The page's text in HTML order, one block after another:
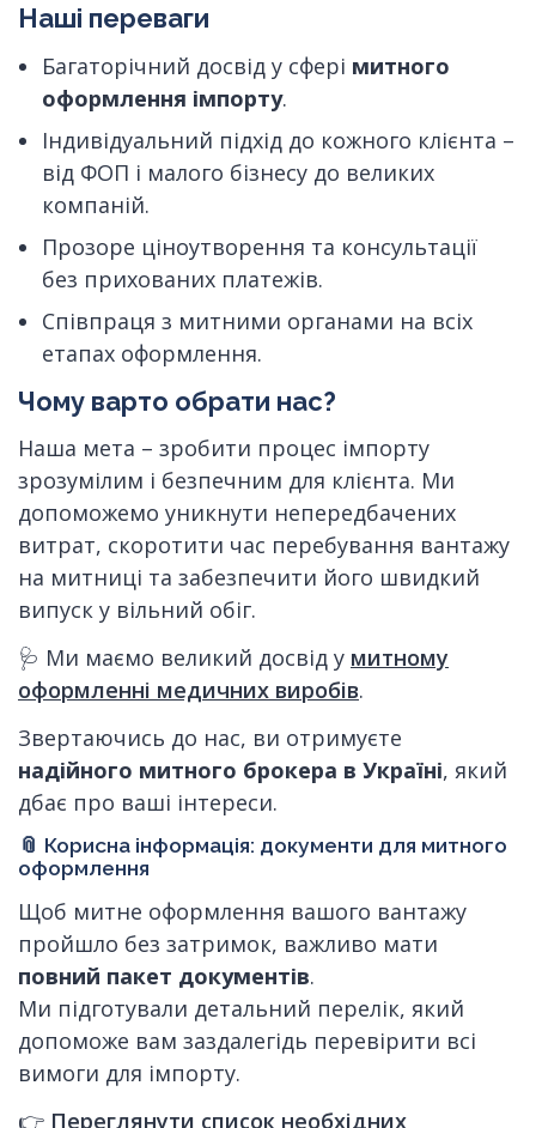
Наші переваги
Багаторічний досвід у сфері митного
оформлення імпорту.
Індивідуальний підхід до кожного клієнта –
від ФОП і малого бізнесу до великих
компаній.
Прозоре ціноутворення та консультації
без прихованих платежів.
Співпраця з митними органами на всіх
етапах оформлення.
Чому варто обрати нас?
Наша мета – зробити процес імпорту
зрозумілим і безпечним для клієнта. Ми
допоможемо уникнути непередбачених
витрат, скоротити час перебування вантажу
на митниці та забезпечити його швидкий
випуск у вільний обіг.
🩺 Ми маємо великий досвід у митному
оформленні медичних виробів.
Звертаючись до нас, ви отримуєте
надійного митного брокера в Україні, який
дбає про ваші інтереси.
📎 Корисна інформація: документи для митного
оформлення
Щоб митне оформлення вашого вантажу
пройшло без затримок, важливо мати
повний пакет документів.
Ми підготували детальний перелік, який
допоможе вам заздалегідь перевірити всі
вимоги для імпорту.
👉 Переглянути список необхідних